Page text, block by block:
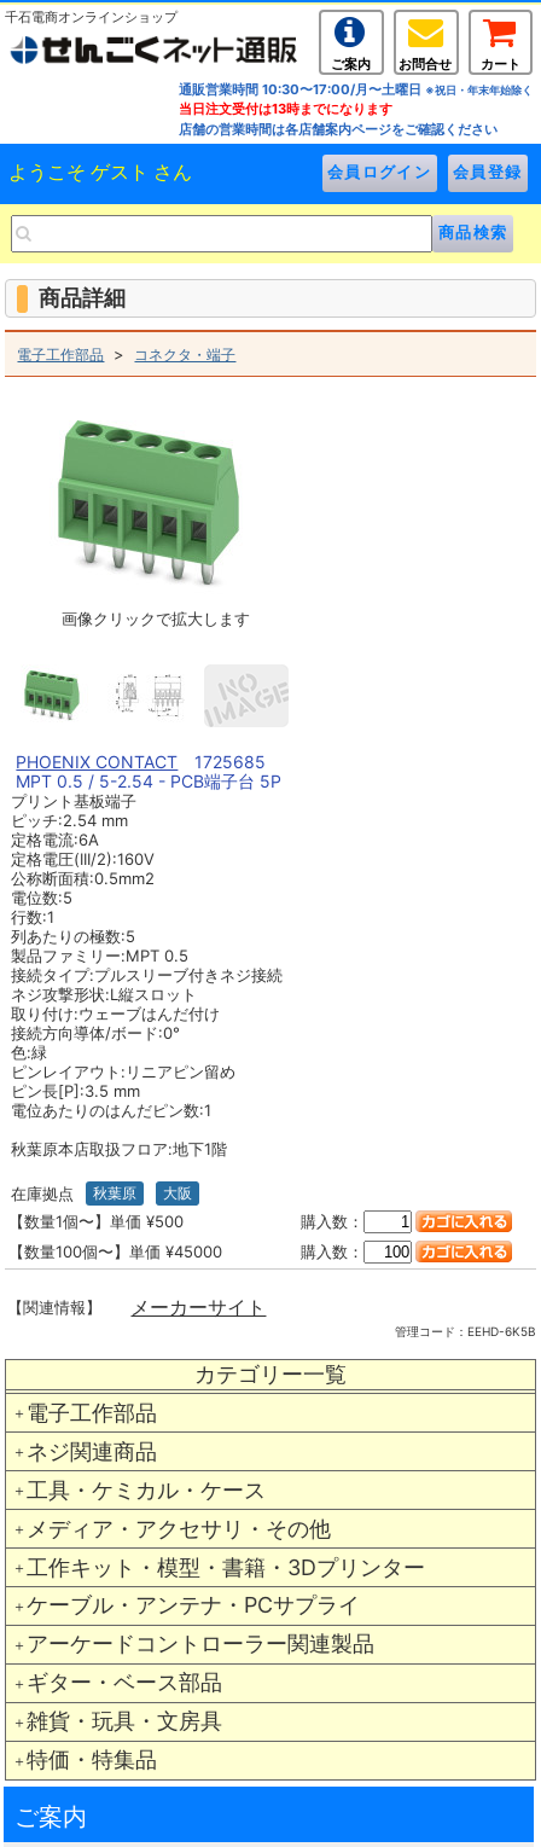
千石電商オンラインショップ
ご案内 お問合せ
カート
通販営業時間 10:30〜17:00/月〜土曜日 ※祝日・年末年始除く
当日注文受付は13時までになります
店舗の営業時間は各店舗案内ページをご確認ください
ようこそ ゲスト さん
カテゴリー一覧
＋ 電子工作部品
＋ ネジ関連商品
＋ 工具・ケミカル・ケース
＋ メディア・アクセサリ・その他
＋ 工作キット・模型・書籍・3Dプリンター
＋ ケーブル・アンテナ・PCサプライ
＋ アーケードコントローラー関連製品
＋ ギター・ベース部品
＋ 雑貨・玩具・文房具
＋ 特価・特集品
商品詳細
電子工作部品 > コネクタ・端子
画像クリックで拡大します
PHOENIX CONTACT 1725685
MPT 0.5 / 5-2.54 - PCB端子台 5P
プリント基板端子
ピッチ:2.54 mm
定格電流:6A
定格電圧(III/2):160V
公称断面積:0.5mm2
電位数:5
行数:1
列あたりの極数:5
製品ファミリー:MPT 0.5
接続タイプ:プルスリーブ付きネジ接続
ネジ攻撃形状:L縦スロット
取り付け:ウェーブはんだ付け
接続方向導体/ボード:0°
色:緑
ピンレイアウト:リニアピン留め
ピン長[P]:3.5 mm
電位あたりのはんだピン数:1
秋葉原本店取扱フロア:地下1階
在庫拠点 秋葉原 大阪
【数量1個〜】単価 ¥500
購入数：
【数量100個〜】単価 ¥45000
購入数：
【関連情報】 メーカーサイト
管理コード： EEHD-6K5B
ご案内